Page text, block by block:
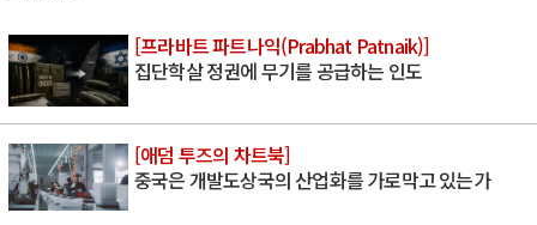
[프라바트 파트나익(Prabhat Patnaik)]
집단학살 정권에 무기를 공급하는 인도
[애덤 투즈의 차트북]
중국은 개발도상국의 산업화를 가로막고 있는가